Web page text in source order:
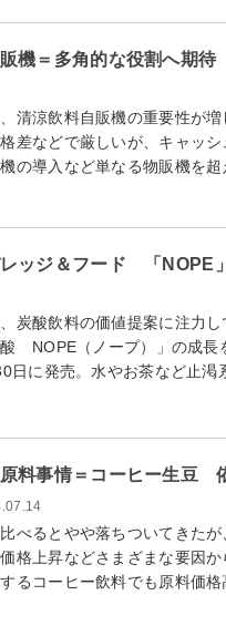
機＝多角的な役割へ期
清涼飲料自販機の重要性が増
差などで厳しいが、キャッ
の導入など単なる物販機を
レッジ＆フード 「NOPE
炭酸飲料の価値提案に注力
NOPE（ノープ）」の成長
日に発売。水やお茶など止渇
料事情＝コーヒー生豆
べるとやや落ちついてきた
格上昇などさまざまな要因
るコーヒー飲料でも原料価格